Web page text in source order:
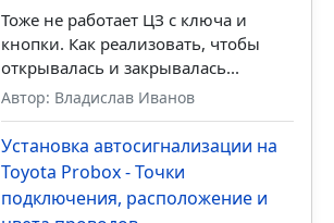
Тоже не работает ЦЗ с ключа и
кнопки. Как реализовать, чтобы
открывалась и закрывалась...
Автор: Владислав Иванов
Установка автосигнализации на
Toyota Probox - Точки
подключения, расположение и